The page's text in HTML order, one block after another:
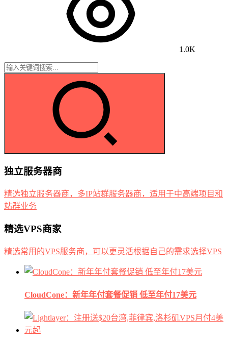
1.0K
独立服务器商
精选独立服务器商，多IP站群服务器商，适用于中高端项目和
站群业务
精选VPS商家
精选常用的VPS服务商，可以更灵活根据自己的需求选择VPS
CloudCone：新年年付套餐促销 低至年付17美元